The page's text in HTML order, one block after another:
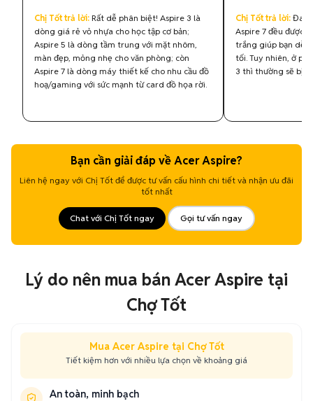
Chị Tốt trả lời: Rất dễ phân biệt! Aspire 3 là
dòng giá rẻ vỏ nhựa cho học tập cơ bản;
Aspire 5 là dòng tầm trung với mặt nhôm,
màn đẹp, mỏng nhẹ cho văn phòng; còn
Aspire 7 là dòng máy thiết kế cho nhu cầu đồ
hoạ/gaming với sức mạnh từ card đồ họa rời.
Chị Tốt trả lời: Đa
Aspire 7 đều được
trắng giúp bạn dễ
tối. Tuy nhiên, ở
3 thì thường sẽ bị
Bạn cần giải đáp về Acer Aspire?
Liên hệ ngay với Chị Tốt để được tư vấn cấu hình chi tiết và nhận ưu đãi
tốt nhất
Chat với Chị Tốt ngay Gọi tư vấn ngay
Lý do nên mua bán Acer Aspire tại
Chợ Tốt
Mua Acer Aspire tại Chợ Tốt
Tiết kiệm hơn với nhiều lựa chọn về khoảng giá
An toàn, minh bạch